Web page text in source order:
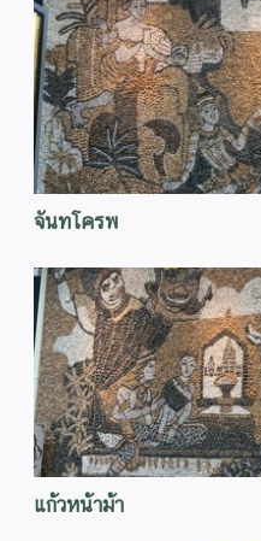
จันทโครพ
แก้วหน้าม้า